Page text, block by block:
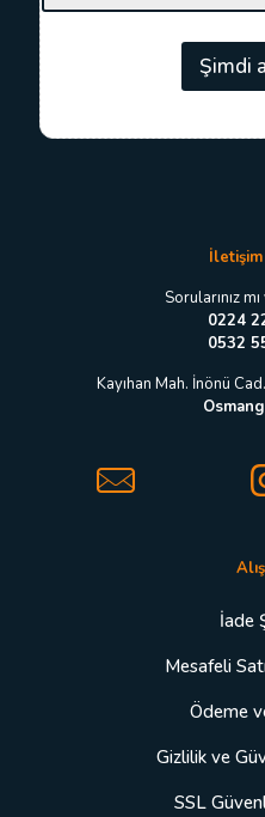
p
*
Şimdi
Sorularınız
0224
0532
Kayıhan Mah. İnönü
İade
Mesafeli
Ödeme
Gizlilik ve
SSL